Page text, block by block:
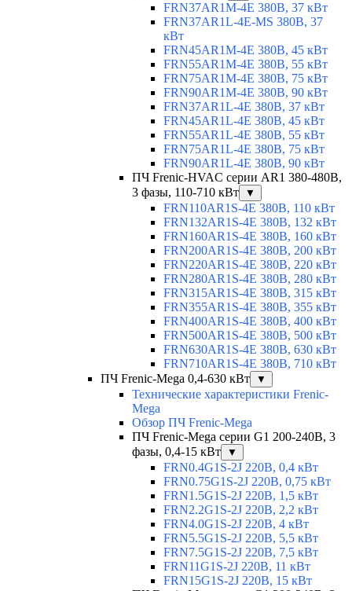
FRN37AR1M-4E 380В, 37 кВт
FRN37AR1L-4E-MS 380В, 37
кВт
FRN45AR1M-4E 380В, 45 кВт
FRN55AR1M-4E 380В, 55 кВт
FRN75AR1M-4E 380В, 75 кВт
FRN90AR1M-4E 380В, 90 кВт
FRN37AR1L-4E 380В, 37 кВт
FRN45AR1L-4E 380В, 45 кВт
FRN55AR1L-4E 380В, 55 кВт
FRN75AR1L-4E 380В, 75 кВт
FRN90AR1L-4E 380В, 90 кВт
ПЧ Frenic-HVAC серии AR1 380-480В,
3 фазы, 110-710 кВт
▼
FRN110AR1S-4E 380В, 110 кВт
FRN132AR1S-4E 380В, 132 кВт
FRN160AR1S-4E 380В, 160 кВт
FRN200AR1S-4E 380В, 200 кВт
FRN220AR1S-4E 380В, 220 кВт
FRN280AR1S-4E 380В, 280 кВт
FRN315AR1S-4E 380В, 315 кВт
FRN355AR1S-4E 380В, 355 кВт
FRN400AR1S-4E 380В, 400 кВт
FRN500AR1S-4E 380В, 500 кВт
FRN630AR1S-4E 380В, 630 кВт
FRN710AR1S-4E 380В, 710 кВт
ПЧ Frenic-Mega 0,4-630 кВт
▼
Технические характеристики Frenic-
Mega
Обзор ПЧ Frenic-Mega
ПЧ Frenic-Mega серии G1 200-240В, 3
фазы, 0,4-15 кВт
▼
FRN0.4G1S-2J 220В, 0,4 кВт
FRN0.75G1S-2J 220В, 0,75 кВт
FRN1.5G1S-2J 220В, 1,5 кВт
FRN2.2G1S-2J 220В, 2,2 кВт
FRN4.0G1S-2J 220В, 4 кВт
FRN5.5G1S-2J 220В, 5,5 кВт
FRN7.5G1S-2J 220В, 7,5 кВт
FRN11G1S-2J 220В, 11 кВт
FRN15G1S-2J 220В, 15 кВт